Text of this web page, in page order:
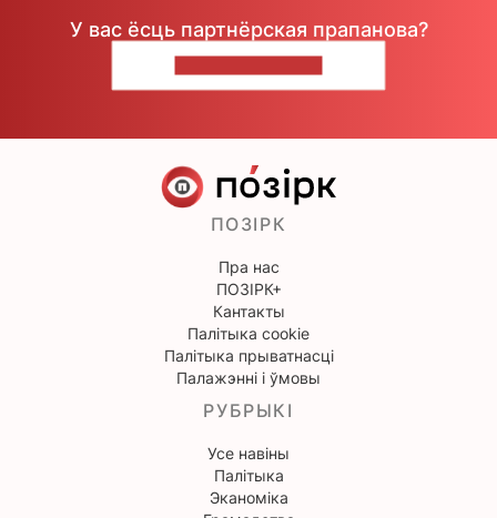
У вас ёсць партнёрская прапанова?
ПОЗІРК
Пра нас
ПОЗІРК+
Кантакты
Палітыка cookie
Палітыка прыватнасці
Палажэнні і ўмовы
РУБРЫКІ
Усе навіны
Палітыка
Эканоміка